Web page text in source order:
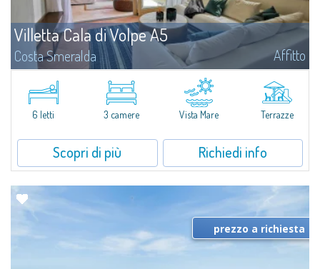
Villetta Cala di Volpe A5
Costa Smeralda Affitto
​Nuova elegante villetta inserita in un complesso residenziale di recente
costruzione a due passi da Porto Cervo, affacciato sulla rinomata baia di
Cala di Volpe, con piscina condominiale, servizi e aree verdi...
6 letti
3 camere Vista Mare Terrazze
Scopri di più Richiedi info
prezzo a richiesta